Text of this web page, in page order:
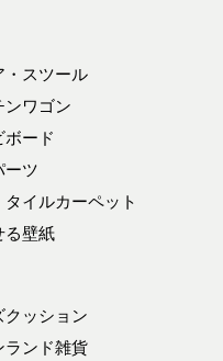
・スツール
ンワゴン
ボード
ーツ
タイルカーペット
る壁紙
クッション
ランド雑貨